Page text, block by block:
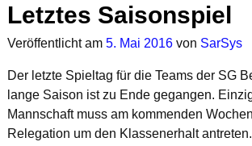
Letztes Saisonspiel
Veröffentlicht am 5. Mai 2016 von SarSys
Der letzte Spieltag für die Teams der SG
lange Saison ist zu Ende gegangen.
Mannschaft muss am kommenden
Relegation um den Klassenerhalt